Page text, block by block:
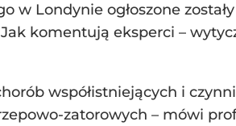
w Londynie ogłoszone zostały
komentują eksperci –
współistniejących i
zatorowych – mówi